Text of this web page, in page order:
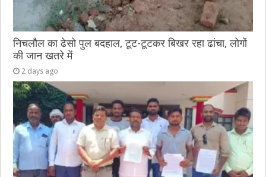
निचलौल का ढेसो पुल बदहाल, टूट-टूटकर बिखर रहा ढांचा, लोगों
की जान खतरे में
2 days ago